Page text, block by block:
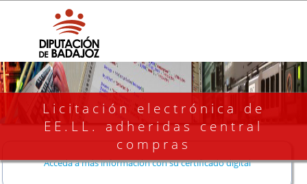
Licitación electrónica de
EE.LL. adheridas central
compras
Acceda a más información con su certificado digital